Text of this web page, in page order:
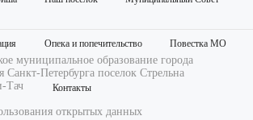
Опека и попечительство Повестка МО
Контакты
муниципальное образование города
Санкт-Петербурга поселок Стрельна
Тач
открытых данных